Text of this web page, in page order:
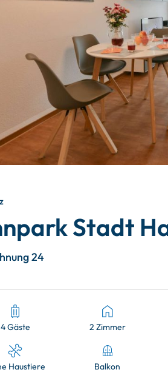
Stadt
24
4 Gäste 2 Zimmer
Haustiere Balkon